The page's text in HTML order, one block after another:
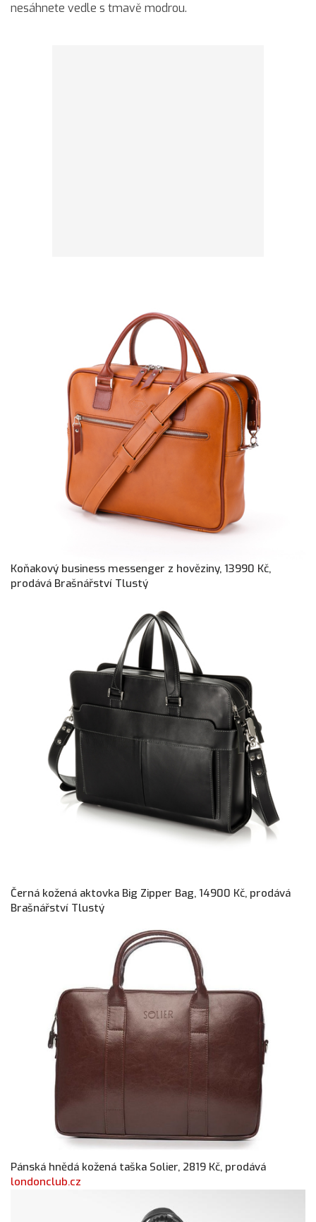
nesáhnete vedle s tmavě modrou.
Koňakový business messenger z hověziny, 13990 Kč,
prodává Brašnářství Tlustý
Černá kožená aktovka Big Zipper Bag, 14900 Kč, prodává
Brašnářství Tlustý
Pánská hnědá kožená taška Solier, 2819 Kč, prodává
londonclub.cz